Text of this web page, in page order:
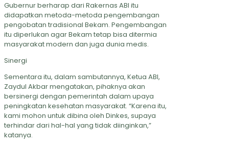
Gubernur berharap dari Rakernas ABI itu
didapatkan metoda-metoda pengembangan
pengobatan tradisional Bekam. Pengembangan
itu diperlukan agar Bekam tetap bisa ditermia
masyarakat modern dan juga dunia medis.
Sinergi
Sementara itu, dalam sambutannya, Ketua ABI,
Zaydul Akbar mengatakan, pihaknya akan
bersinergi dengan pemerintah dalam upaya
peningkatan kesehatan masyarakat. “Karena itu,
kami mohon untuk dibina oleh Dinkes, supaya
terhindar dari hal-hal yang tidak diinginkan,”
katanya.